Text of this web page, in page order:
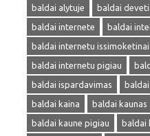
baldai alytuje
baldai deveti
baldai internete
baldai
baldai internetu issimoketinai
baldai internetu pigiau
baldai ispardavimas
baldai kaina
baldai kaunas
baldai kaune pigiau
baldai